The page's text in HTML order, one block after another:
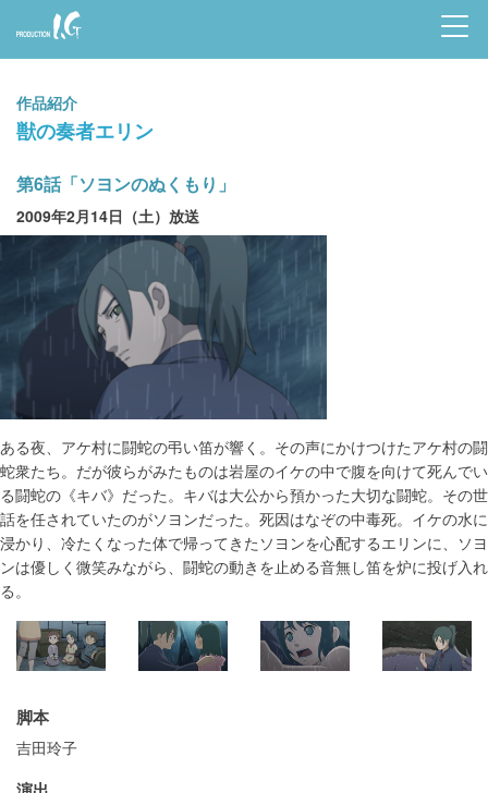
Prod
uctio
n I.G
作品紹介
獣の奏者エリン
第6話「ソヨンのぬくもり」
2009年2月14日（土）放送
ある夜、アケ村に闘蛇の弔い笛が響く。その声にかけつけたアケ村の闘
蛇衆たち。だが彼らがみたものは岩屋のイケの中で腹を向けて死んでい
る闘蛇の《キバ》だった。キバは大公から預かった大切な闘蛇。その世
話を任されていたのがソヨンだった。死因はなぞの中毒死。イケの水に
浸かり、冷たくなった体で帰ってきたソヨンを心配するエリンに、ソヨ
ンは優しく微笑みながら、闘蛇の動きを止める音無し笛を炉に投げ入れ
る。
脚本
吉田玲子